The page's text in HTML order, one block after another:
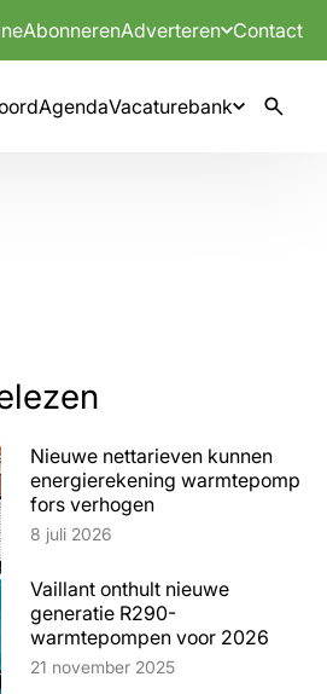
AbonnerenAdverteren Contact
AgendaVacaturebank
Nieuwe nettarieven kunnen
energierekening warmtepomp
fors verhogen
Lees artikel
8 juli 2026
Vaillant onthult nieuwe
generatie R290-
warmtepompen voor 2026
Lees artikel
21 november 2025